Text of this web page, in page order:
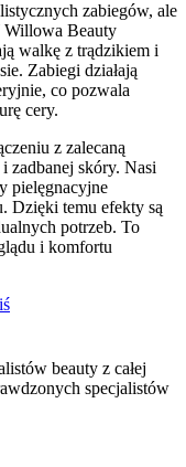
zabiegów, ale
Willowa Beauty
walkę z trądzikiem i
Zabiegi działają
co pozwala
cery.
z zalecaną
zadbanej skóry. Nasi
pielęgnacyjne
Dzięki temu efekty są
potrzeb. To
i komfortu
beauty z całej
specjalistów